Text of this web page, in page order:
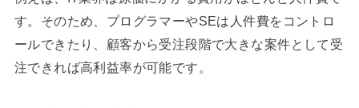
す。そのため、プログラマーやSEは人件費をコントロ
ールできたり、顧客から受注段階で大きな案件として受
注できれば高利益率が可能です。